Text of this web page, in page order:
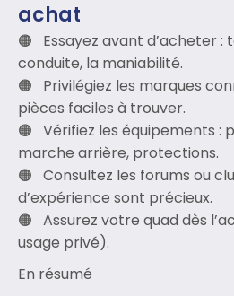
achat
Essayez avant d’acheter :
conduite, la maniabilité.
Privilégiez les marques
pièces faciles à trouver.
Vérifiez les équipements :
marche arrière, protections.
Consultez les forums ou
d’expérience sont précieux.
Assurez votre quad dès
usage privé).
En résumé